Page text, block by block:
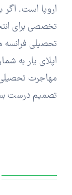
اروپا است. اگر
تخصصی برای
تحصیلی
مهاجرت تحصیلی
تصمیم درست